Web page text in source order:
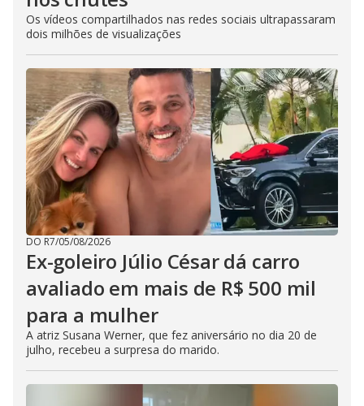
Os vídeos compartilhados nas redes sociais ultrapassaram
dois milhões de visualizações
DO R7/05/08/2026
Ex-goleiro Júlio César dá carro
avaliado em mais de R$ 500 mil
para a mulher
A atriz Susana Werner, que fez aniversário no dia 20 de
julho, recebeu a surpresa do marido.